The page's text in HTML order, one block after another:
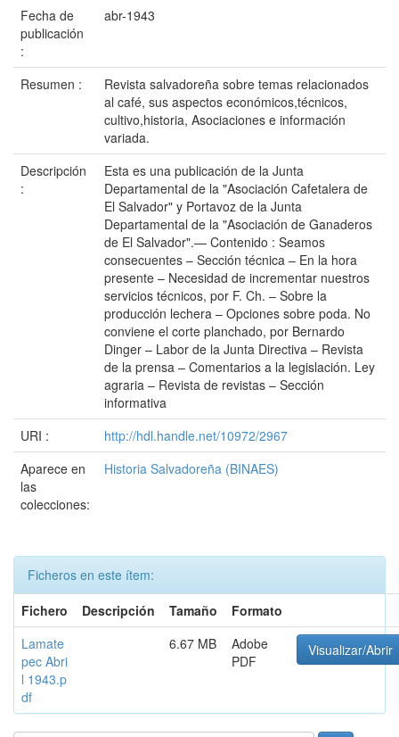
Fecha de
publicación
:
abr-1943
Resumen :
Revista salvadoreña sobre temas relacionados
al café, sus aspectos económicos,técnicos,
cultivo,historia, Asociaciones e información
variada.
Descripción
:
Esta es una publicación de la Junta
Departamental de la "Asociación Cafetalera de
El Salvador" y Portavoz de la Junta
Departamental de la "Asociación de Ganaderos
de El Salvador".— Contenido : Seamos
consecuentes – Sección técnica – En la hora
presente – Necesidad de incrementar nuestros
servicios técnicos, por F. Ch. – Sobre la
producción lechera – Opciones sobre poda. No
conviene el corte planchado, por Bernardo
Dinger – Labor de la Junta Directiva – Revista
de la prensa – Comentarios a la legislación. Ley
agraria – Revista de revistas – Sección
informativa
URI :
http://hdl.handle.net/10972/2967
Aparece en
las
colecciones:
Historia Salvadoreña (BINAES)
Ficheros en este ítem:
Fichero
Descripción Tamaño
Formato
Lamate
pec Abri
l 1943.p
df
6.67 MB
Adobe
PDF
Visualizar/Abrir